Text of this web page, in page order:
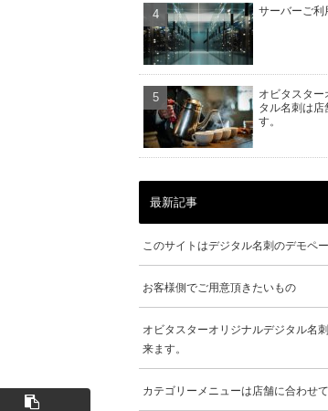
サーバーご利
オビタスター
タル名刺は店
す。
最新記事
このサイトはデジタル名刺のデモペ
お客様側でご用意頂きたいもの
オビタスターオリジナルデジタル名
来ます。
カテゴリーメニューは店舗に合わせ